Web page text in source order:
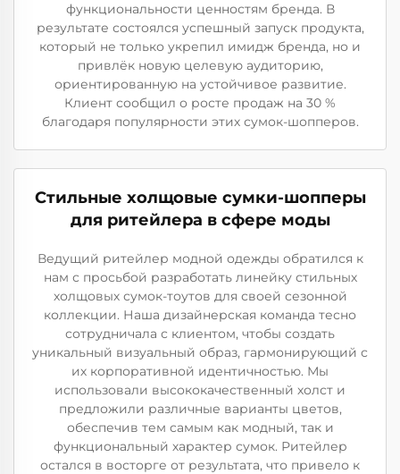
функциональности ценностям бренда. В
результате состоялся успешный запуск продукта,
который не только укрепил имидж бренда, но и
привлёк новую целевую аудиторию,
ориентированную на устойчивое развитие.
Клиент сообщил о росте продаж на 30 %
благодаря популярности этих сумок-шопперов.
Стильные холщовые сумки-шопперы
для ритейлера в сфере моды
Ведущий ритейлер модной одежды обратился к
нам с просьбой разработать линейку стильных
холщовых сумок-тоутов для своей сезонной
коллекции. Наша дизайнерская команда тесно
сотрудничала с клиентом, чтобы создать
уникальный визуальный образ, гармонирующий с
их корпоративной идентичностью. Мы
использовали высококачественный холст и
предложили различные варианты цветов,
обеспечив тем самым как модный, так и
функциональный характер сумок. Ритейлер
остался в восторге от результата, что привело к